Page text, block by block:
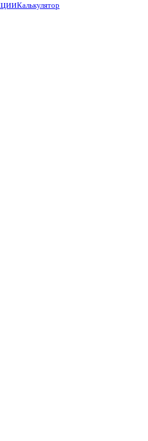
Калькулятор